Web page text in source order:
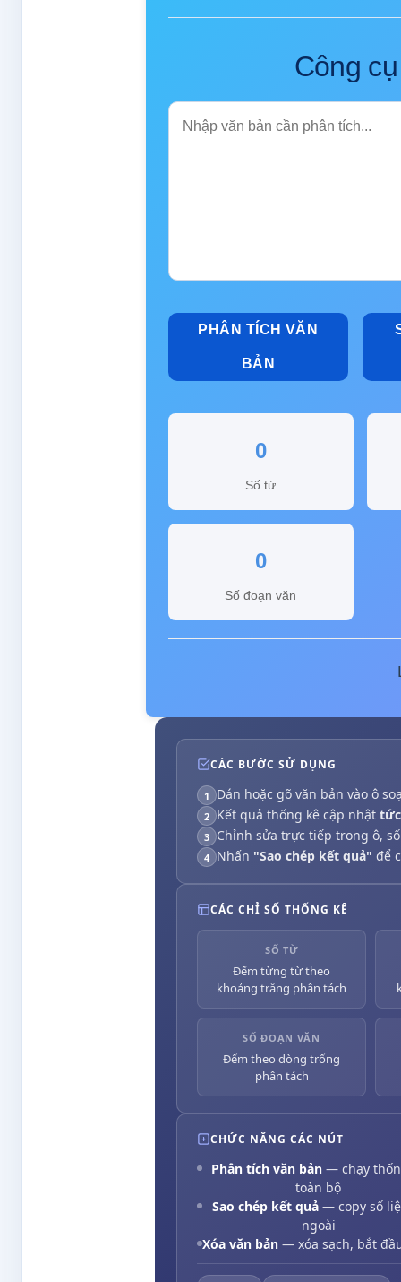
Công
PHÂN TÍCH VĂN
BẢN
0
Số từ
0
Số đoạn văn